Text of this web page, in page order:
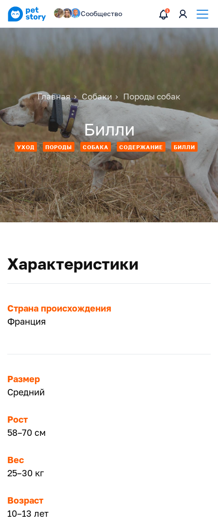
Сообщество
Главная Собаки Породы собак
Билли
УХОД ПОРОДЫ СОБАКА СОДЕРЖАНИЕ БИЛЛИ
Характеристики
Страна происхождения
Франция
Размер
Средний
Рост
58–70 см
Вес
25–30 кг
Возраст
10–13 лет